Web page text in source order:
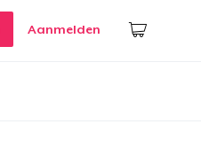
Aanmelden